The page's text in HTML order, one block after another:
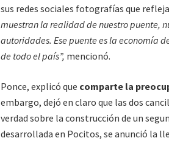
sus redes sociales fotografías que
muestran la realidad de nuestro puente,
autoridades. Ese puente es la economía
de todo el país”, mencionó.
Ponce, explicó que comparte la
embargo, dejó en claro que las dos
verdad sobre la construcción de un
desarrollada en Pocitos, se anunció la